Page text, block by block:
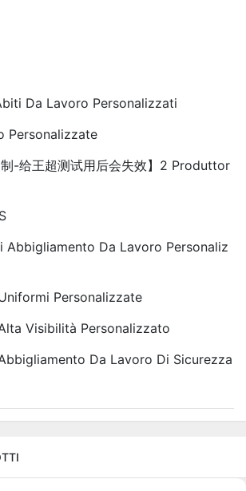
Da Lavoro Personalizzati
Personalizzate
-给王超测试用后会失效】2 Produttor
Abbigliamento Da Lavoro Personaliz
Personalizzate
Visibilità Personalizzato
Da Lavoro Di Sicurezza